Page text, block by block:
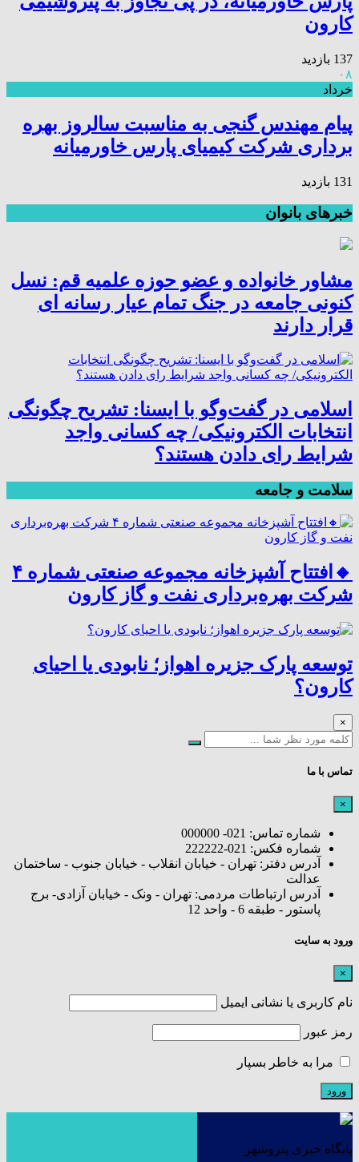
کارون
137 بازدید
۰۸
خرداد
پیام مهندس گنجی به مناسبت سالروز بهره
برداری شرکت کیمیای پارس خاورمیانه
131 بازدید
خبرهای بانوان
مشاور خانواده و عضو حوزه علمیه قم: نسل
کنونی جامعه در جنگ تمام عیار رسانه ای
قرار دارند
اسلامی در گفت‌وگو با ایسنا: تشریح چگونگی
انتخابات الکترونیکی/ چه کسانی واجد
شرایط رای دادن هستند؟
سلامت و جامعه
🔸افتتاح آشپزخانه مجموعه صنعتی شماره ۴
شرکت بهره‌برداری نفت و گاز کارون
توسعه پارک جزیره اهواز؛ نابودی یا احیای
کارون؟
×
تماس با ما
×
شماره تماس: 021- 000000
شماره فکس: 021-222222
آدرس دفتر: تهران - خیابان انقلاب - خیابان جنوب - ساختمان
عدالت
آدرس ارتباطات مردمی: تهران - ونک - خیابان آزادی- برج
پاستور - طبقه 6 - واحد 12
ورود به سایت
×
نام کاربری یا نشانی ایمیل
رمز عبور
مرا به خاطر بسپار
پایگاه خبری پتروشهر